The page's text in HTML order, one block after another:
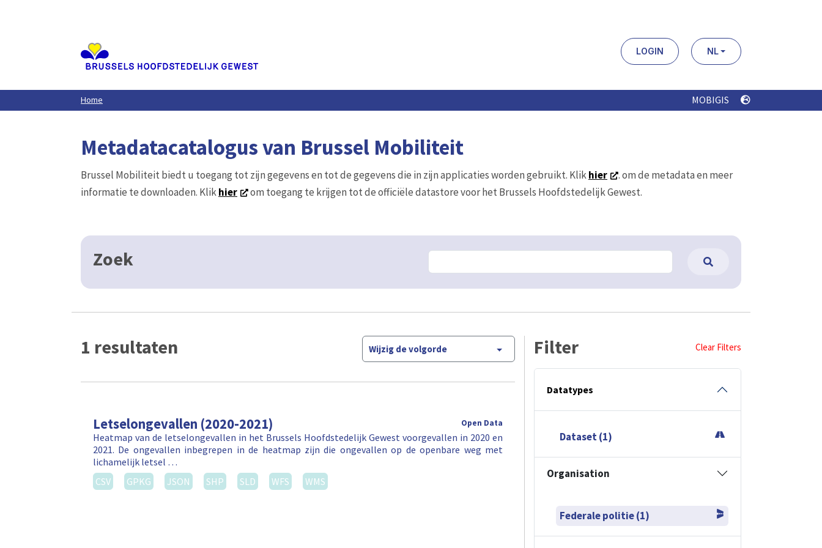
LOGIN NL
Home MOBIGIS
Metadatacatalogus van Brussel Mobiliteit
Brussel Mobiliteit biedt u toegang tot zijn gegevens en tot de gegevens die in zijn applicaties worden gebruikt. Klikhier
. om de metadata en meer
informatie te downloaden. Klikhier om toegang te krijgen tot de officiële datastore voor het Brussels Hoofdstedelijk Gewest.
Zoek
1 resultaten Wijzig de volgorde
Letselongevallen (2020-2021) Open Data
Heatmap van de letselongevallen in het Brussels Hoofdstedelijk Gewest voorgevallen in 2020 en
2021. De ongevallen inbegrepen in de heatmap zijn die ongevallen op de openbare weg met
lichamelijk letsel …
CSV
GPKG JSON SHP SLD WFS WMS
Filter Clear Filters
Datatypes
Dataset (1)
Organisation
Federale politie (1)